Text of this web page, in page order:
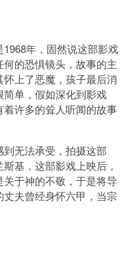
年，固然说这部影戏
的恐惧镜头，故事的主
上了恶魔，孩子最后消
单，假如深化到影戏
许多的耸人听闻的故事
无法承受，拍摄这部
基，这部影戏上映后，
于神的不敬，于是将导
夫曾经身怀六甲，当宗